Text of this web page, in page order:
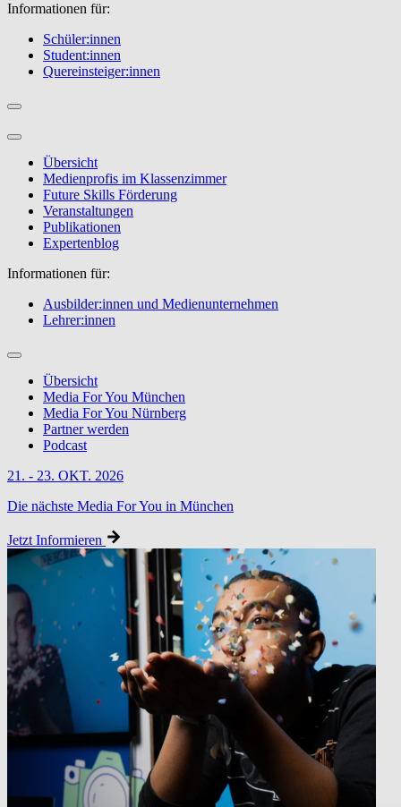
Informationen für:
Schüler:innen
Student:innen
Quereinsteiger:innen
Übersicht
Medienprofis im Klassenzimmer
Future Skills Förderung
Veranstaltungen
Publikationen
Expertenblog
Informationen für:
Ausbilder:innen und Medienunternehmen
Lehrer:innen
Übersicht
Media For You München
Media For You Nürnberg
Partner werden
Podcast
21. - 23. OKT. 2026
Die nächste Media For You in München
Jetzt Informieren